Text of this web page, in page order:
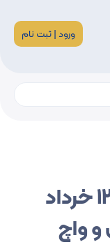
ورود | ثبت نام
📊 شاخص بورس امروز ۱۲ خرداد
و واچ